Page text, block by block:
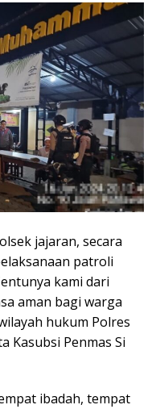
jajaran, secara
patroli
kami dari
aman bagi warga
hukum Polres
Kasubsi Penmas Si
ibadah, tempat